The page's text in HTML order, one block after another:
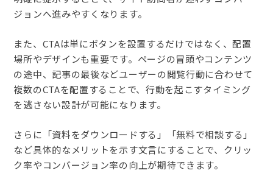
ジョンへ進みやすくなります。
また、CTAは単にボタンを設置するだけではなく、配置
場所やデザインも重要です。ページの冒頭やコンテンツ
の途中、記事の最後などユーザーの閲覧行動に合わせて
複数のCTAを配置することで、行動を起こすタイミング
を逃さない設計が可能になります。
さらに「資料をダウンロードする」「無料で相談する」
など具体的なメリットを示す文言にすることで、クリッ
ク率やコンバージョン率の向上が期待できます。